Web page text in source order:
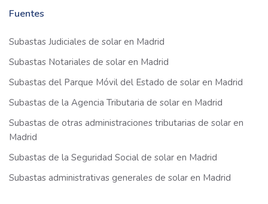
Fuentes
Subastas Judiciales de solar en Madrid
Subastas Notariales de solar en Madrid
Subastas del Parque Móvil del Estado de solar en Madrid
Subastas de la Agencia Tributaria de solar en Madrid
Subastas de otras administraciones tributarias de solar en
Madrid
Subastas de la Seguridad Social de solar en Madrid
Subastas administrativas generales de solar en Madrid